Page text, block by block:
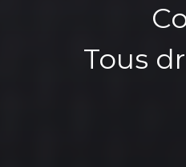
Tous